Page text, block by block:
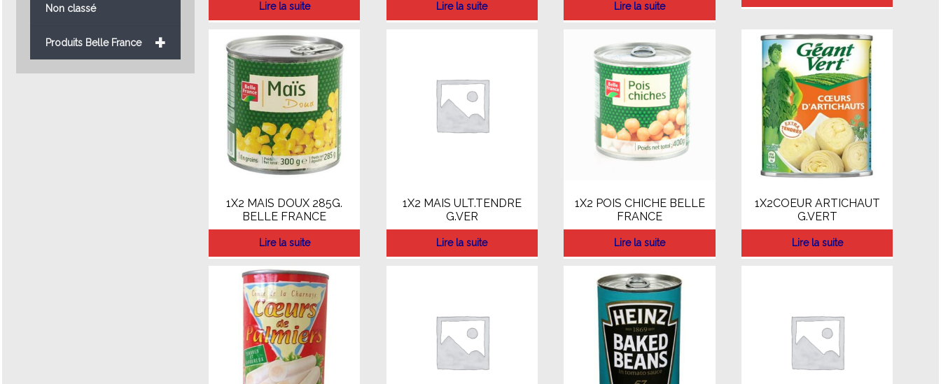
Lire la suite Lire la suite Lire la suite
1X2 MAIS DOUX 285G.
BELLE FRANCE
Lire la suite
1X2 MAIS ULT.TENDRE
G.VER
Lire la suite
1X2 POIS CHICHE BELLE
FRANCE
Lire la suite
1X2COEUR ARTICHAUT
G.VERT
Lire la suite
Non classé
+
Produits Belle France